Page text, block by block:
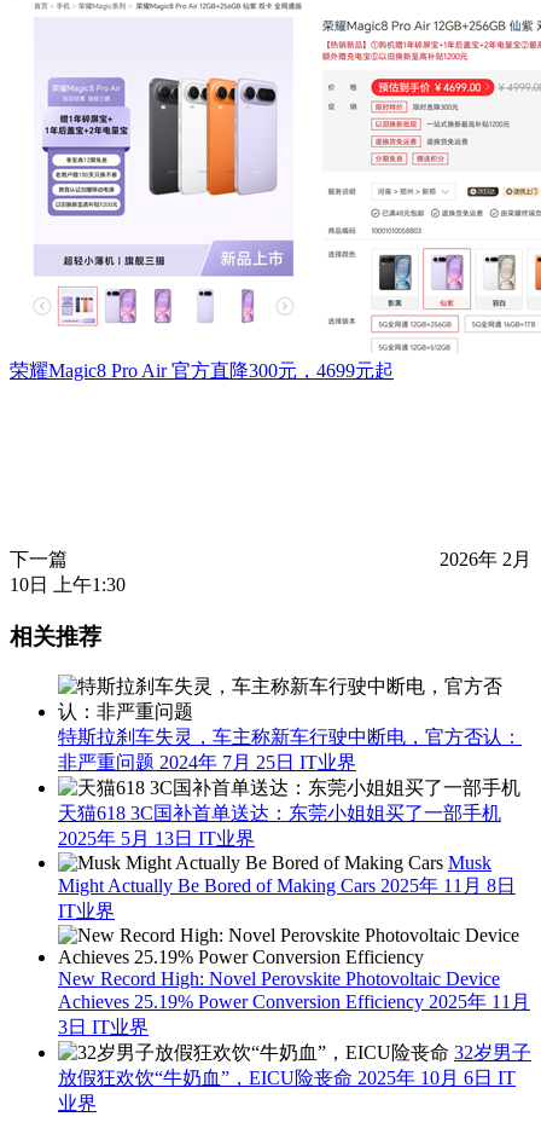
荣耀Magic8 Pro Air 官方直降300元，4699元起
下一篇
2026年 2月
10日 上午1:30
相关推荐
特斯拉刹车失灵，车主称新车行驶中断电，官方否认：
非严重问题 2024年 7月 25日 IT业界
天猫618 3C国补首单送达：东莞小姐姐买了一部手机
2025年 5月 13日 IT业界
Musk
Might Actually Be Bored of Making Cars 2025年 11月 8日
IT业界
New Record High: Novel Perovskite Photovoltaic Device
Achieves 25.19% Power Conversion Efficiency 2025年 11月
3日 IT业界
32岁男子
放假狂欢饮“牛奶血”，EICU险丧命 2025年 10月 6日 IT
业界